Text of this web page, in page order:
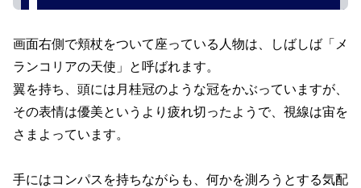
画面右側で頬杖をついて座っている人物は、しばしば「メ
ランコリアの天使」と呼ばれます。
翼を持ち、頭には月桂冠のような冠をかぶっていますが、
その表情は優美というより疲れ切ったようで、視線は宙を
さまよっています。
手にはコンパスを持ちながらも、何かを測ろうとする気配